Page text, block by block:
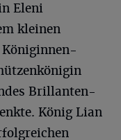
Eleni
kleinen
Brillanten-
König Lian